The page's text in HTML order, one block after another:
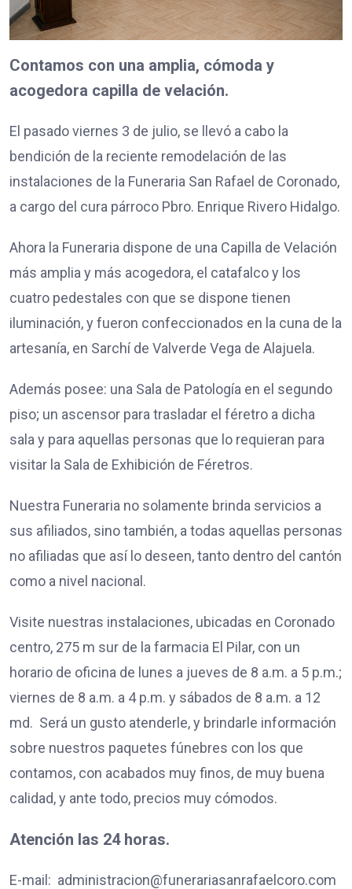
Contamos con una amplia, cómoda y
acogedora capilla de velación.
El pasado viernes 3 de julio, se llevó a cabo la
bendición de la reciente remodelación de las
instalaciones de la Funeraria San Rafael de Coronado,
a cargo del cura párroco Pbro. Enrique Rivero Hidalgo.
Ahora la Funeraria dispone de una Capilla de Velación
más amplia y más acogedora, el catafalco y los
cuatro pedestales con que se dispone tienen
iluminación, y fueron confeccionados en la cuna de la
artesanía, en Sarchí de Valverde Vega de Alajuela.
Además posee: una Sala de Patología en el segundo
piso; un ascensor para trasladar el féretro a dicha
sala y para aquellas personas que lo requieran para
visitar la Sala de Exhibición de Féretros.
Nuestra Funeraria no solamente brinda servicios a
sus afiliados, sino también, a todas aquellas personas
no afiliadas que así lo deseen, tanto dentro del cantón
como a nivel nacional.
Visite nuestras instalaciones, ubicadas en Coronado
centro, 275 m sur de la farmacia El Pilar, con un
horario de oficina de lunes a jueves de 8 a.m. a 5 p.m.;
viernes de 8 a.m. a 4 p.m. y sábados de 8 a.m. a 12
md. Será un gusto atenderle, y brindarle información
sobre nuestros paquetes fúnebres con los que
contamos, con acabados muy finos, de muy buena
calidad, y ante todo, precios muy cómodos.
Atención las 24 horas.
E-mail: administracion@funerariasanrafaelcoro.com